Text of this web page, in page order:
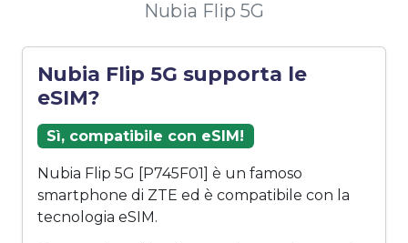
Nubia Flip 5G
Nubia Flip 5G supporta le
eSIM?
Sì, compatibile con eSIM!
Nubia Flip 5G [P745F01] è un famoso
smartphone di ZTE ed è compatibile con la
tecnologia eSIM.